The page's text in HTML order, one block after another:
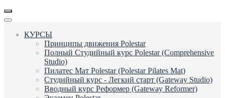
КУРСЫ
Принципы движения Polestar
Полный Студийный курс Polestar (Comprehensive
Studio)
Пилатес Мат Polestar (Polestar Pilates Mat)
Студийный курс - Легкий старт (Gateway Studio)
Вводный курс Реформер (Gateway Reformer)